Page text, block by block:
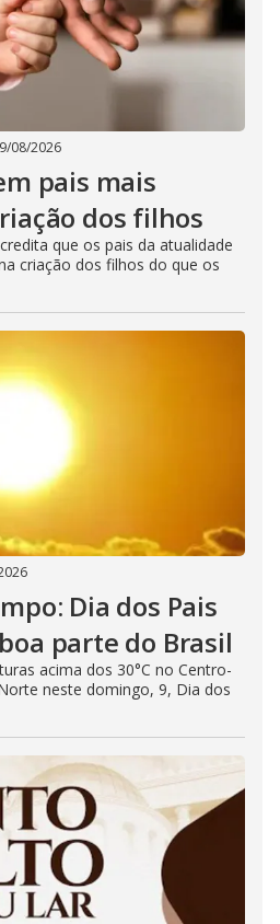
08/2026
pais mais
dos filhos
que os pais da atualidade
criação dos filhos do que os
Dia dos Pais
parte do Brasil
acima dos 30°C no Centro-
neste domingo, 9, Dia dos